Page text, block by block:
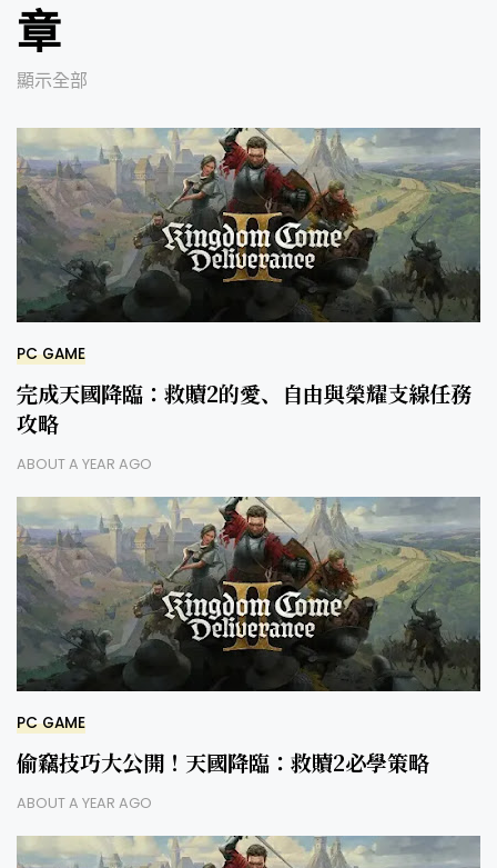
章
顯示全部
PC GAME
完成天國降臨：救贖2的愛、自由與榮耀支線任務
攻略
ABOUT A YEAR AGO
PC GAME
偷竊技巧大公開！天國降臨：救贖2必學策略
ABOUT A YEAR AGO